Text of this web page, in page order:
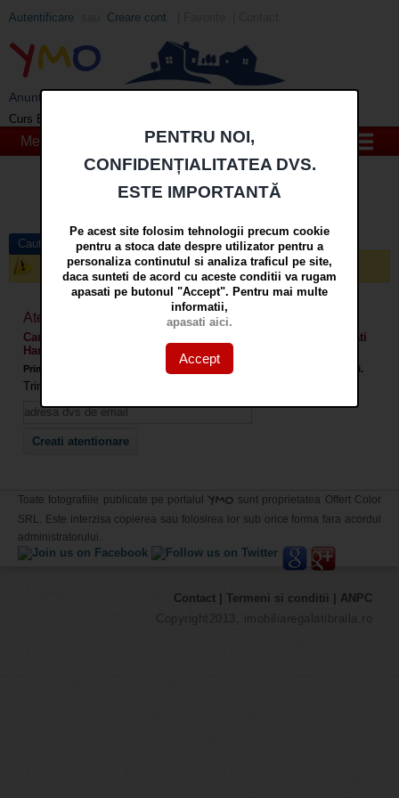
Autentificare Creare cont
YMO
Anunturi imobiliare din Galati si Braila - YMO
Curs BNR 08/08/2026:
Meniu
Cautare avansata
Nici un anunt nu a fost gasit care sa corespunda cautarii!
Atentionare prin E-mail pentru:
Cauta Spatii pentru birouri si sali conferinta, Localitate "Galati
Hanu Conachi", Zona "Intravilan"
Primiti atentionari prin email cand apar anunturi care corespund cautarii.
Trimiteti atentionari prin email
Toate fotografiile publicate pe portalulYMO sunt proprietatea Offert Color
SRL. Este interzisa copierea sau folosirea lor sub orice forma fara acordul
administratorului.
Contact Termeni si conditii
ANPC
Copyright2013, imobiliaregalatibraila.ro
PENTRU NOI,
CONFIDENȚIALITATEA DVS.
ESTE IMPORTANTĂ
Pe acest site folosim tehnologii precum cookie
pentru a stoca date despre utilizator pentru a
personaliza continutul si analiza traficul pe site,
daca sunteti de acord cu aceste conditii va rugam
apasati pe butonul "Accept". Pentru mai multe
informatii,
apasati aici.
Accept